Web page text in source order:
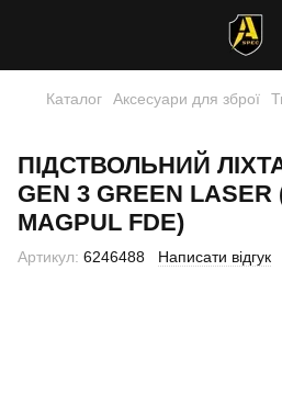
Каталог Аксесуари для зброї
ПІДСТВОЛЬНИЙ
GEN 3 GREEN LASER
MAGPUL FDE)
Артикул: 6246488 Написати відгук